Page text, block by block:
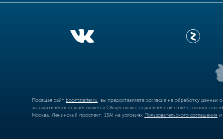
Посещая сайт boomstarter.ru , вы предоставляете согласие на обработку
автоматически осуществляется Обществом с ограниченной
Москва, Ленинский проспект, 15А) на условиях Пользовательского соглашения и